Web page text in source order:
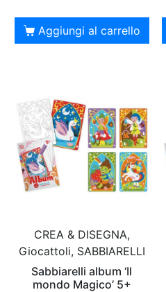
Aggiungi al carrello
CREA & DISEGNA,
Giocattoli, SABBIARELLI
Sabbiarelli album ‘Il
mondo Magico’ 5+